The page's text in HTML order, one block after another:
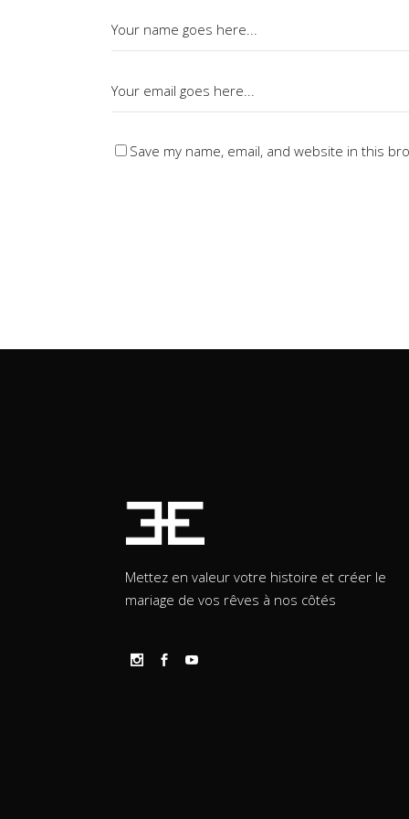
Save my name, email, and website in this
Mettez en valeur votre histoire et créer le
mariage de vos rêves à nos côtés